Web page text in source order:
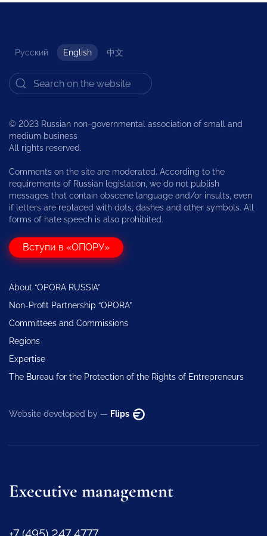
Русский English 中文
© 2023 Russian non-governmental association of small and
medium business
All rights reserved.
Comments on the site are moderated. According to the
requirements of Russian legislation, we do not publish
messages that contain obscene language and/or insults, even
if letters are replaced with dots, dashes and other symbols. All
forms of hate speech is also prohibited.
Вступи в «ОПОРУ»
About “OPORA RUSSIA”
Non-Profit Partnership “OPORA”
Committees and Commissions
Regions
Expertise
The Bureau for the Protection of the Rights of Entrepreneurs
Website developed by — Flips
Executive management